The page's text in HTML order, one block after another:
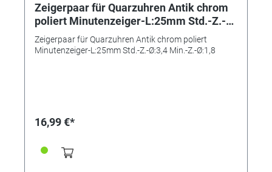
Zeigerpaar für Quarzuhren Antik chrom
poliert Minutenzeiger-L:25mm Std.-Z.-
Ø:3,4 Min.-Z.-Ø:1,8
Zeigerpaar für Quarzuhren Antik chrom poliert
Minutenzeiger-L:25mm Std.-Z.-Ø:3,4 Min.-Z.-Ø:1,8
16,99 €*